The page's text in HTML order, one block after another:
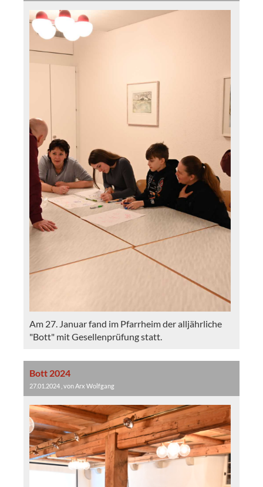
Am 27. Januar fand im Pfarrheim der alljährliche
"Bott" mit Gesellenprüfung statt.
Bott 2024
27.01.2024 , von Arx Wolfgang